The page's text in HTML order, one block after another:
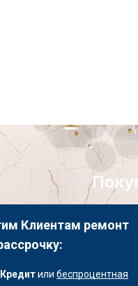
Клиентам ремонт
Кредитилибеспроцентная